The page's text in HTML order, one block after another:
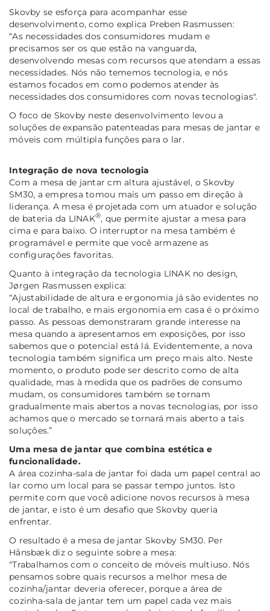
Skovby se esforça para acompanhar esse
desenvolvimento, como explica Preben Rasmussen:
“As necessidades dos consumidores mudam e
precisamos ser os que estão na vanguarda,
desenvolvendo mesas com recursos que atendam a essas
necessidades. Nós não tememos tecnologia, e nós
estamos focados em como podemos atender às
necessidades dos consumidores com novas tecnologias".
O foco de Skovby neste desenvolvimento levou a
soluções de expansão patenteadas para mesas de jantar e
móveis com múltipla funções para o lar.
Integração de nova tecnologia
Com a mesa de jantar cm altura ajustável, o Skovby
SM30, a empresa tomou mais um passo em direção à
liderança. A mesa é projetada com um atuador e solução
de bateria da LINAK®, que permite ajustar a mesa para
cima e para baixo. O interruptor na mesa também é
programável e permite que você armazene as
configurações favoritas.
Quanto à integração da tecnologia LINAK no design,
Jørgen Rasmussen explica:
“Ajustabilidade de altura e ergonomia já são evidentes no
local de trabalho, e mais ergonomia em casa é o próximo
passo. As pessoas demonstraram grande interesse na
mesa quando a apresentamos em exposições, por isso
sabemos que o potencial está lá. Evidentemente, a nova
tecnologia também significa um preço mais alto. Neste
momento, o produto pode ser descrito como de alta
qualidade, mas à medida que os padrões de consumo
mudam, os consumidores também se tornam
gradualmente mais abertos a novas tecnologias, por isso
achamos que o mercado se tornará mais aberto a tais
soluções.”
Uma mesa de jantar que combina estética e
funcionalidade.
A área cozinha-sala de jantar foi dada um papel central ao
lar como um local para se passar tempo juntos. Isto
permite com que você adicione novos recursos à mesa
de jantar, e isto é um desafio que Skovby queria
enfrentar.
O resultado é a mesa de jantar Skovby SM30. Per
Hånsbæk diz o seguinte sobre a mesa:
"Trabalhamos com o conceito de móveis multiuso. Nós
pensamos sobre quais recursos a melhor mesa de
cozinha/jantar deveria oferecer, porque a área de
cozinha-sala de jantar tem um papel cada vez mais